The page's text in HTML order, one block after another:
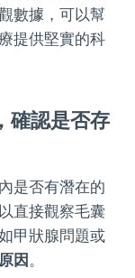
數據，可以幫
提供堅實的科
確認是否存
是否有潛在的
直接觀察毛囊
甲狀腺問題或
因。